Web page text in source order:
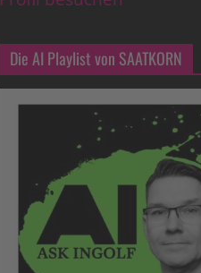
Die AI Playlist von SAATKORN